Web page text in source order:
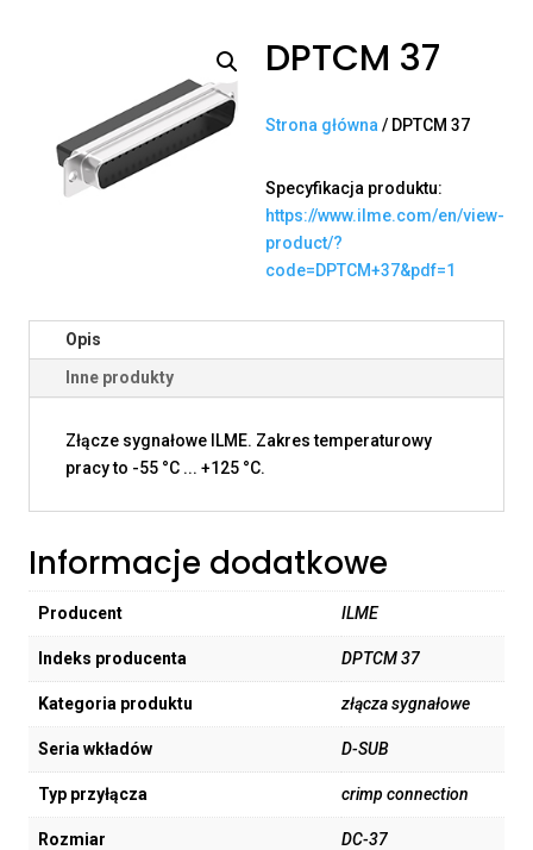
DPTCM 37
Strona główna / DPTCM 37
Specyfikacja produktu:
https://www.ilme.com/en/view-
product/?
code=DPTCM+37&pdf=1
Opis
Inne produkty
Złącze sygnałowe ILME. Zakres temperaturowy
pracy to -55 °C ... +125 °C.
Informacje dodatkowe
Producent ILME
Indeks producenta DPTCM 37
Kategoria produktu złącza sygnałowe
Seria wkładów D-SUB
Typ przyłącza crimp connection
Rozmiar DC-37